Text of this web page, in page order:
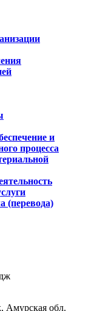
и
процесса
(перевода)
Амурская обл.